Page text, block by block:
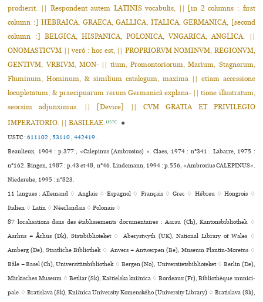
prodierit. || Respondent autem LATINIS vocabulis, || [in 2 columns : first
column :] HEBRAICA, GRAECA, GALLICA, ITALICA, GERMANICA, [second
column :] BELGICA, HISPANICA, POLONICA, VNGARICA, ANGLICA. ||
ONOMASTICVM || verò : hoc est, || PROPRIORVM NOMINVM, REGIONVM,
GENTIVM, VRBIVM, MON- || tium, Promontoriorum, Marium, Stagnorum,
Fluminum, Hominum, & similium catalogum, maxima || etiam accessione
locupletatum, & praecipuarum rerum Germanicâ explana- || tione illustratum,
seorsim adjunximus. || [Device] || CVM GRATIA ET PRIVILEGIO
IMPERATORIO. || BASILEAE. USTC ●
USTC :611102,53110,442419.
Beaulieux, 1904 : p.377 , «Calepinus (Ambrosius) ». Claes, 1974 : n°341 . Labarre, 1975 :
n°162. Bingen, 1987 : p.43 et 48, n°46. Lindemann, 1994 : p.556, «Ambrosius CALEPINUS».
Niederehe, 1995 : n°823.
11 langues :Allemand ♢Anglais ♢Espagnol ♢ Français ♢Grec ♢ Hébreu ♢Hongrois ♢
Italien ♢Latin ♢Néerlandais ♢Polonais ♢
87 localisations dans des établissements documentaires : Aarau (Ch), Kantonsbibliothek ♢
Aarhus = Århus (Dk), Statsbiblioteket ♢ Aberystwyth (UK), National Library of Wales ♢
Amberg (De), Staatliche Bibliothek ♢ Anvers = Antwerpen (Be), Museum Plantin-Moretus ♢
Bâle = Basel (Ch), Universitätsbibliothek ♢ Bergen (No), Universitetsbiblioteket ♢ Berlin (De),
Märkisches Museum ♢ Betliar (Sk), Kaštielska kniž­nica ♢ Bordeaux (Fr), Bibliothèque muni­ci­
pale ♢ Bratislava (Sk), Knižnica University Komenského (University Library) ♢ Bratislava (Sk),